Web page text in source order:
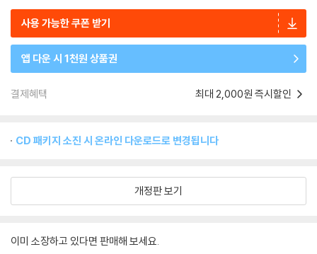
사용 가능한 쿠폰 받기
앱 다운 시 1천원 상품권
결제혜택 최대 2,000원 즉시할인
CD 패키지 소진 시 온라인 다운로드로 변경됩니다
개정판 보기
이미 소장하고 있다면 판매해 보세요.